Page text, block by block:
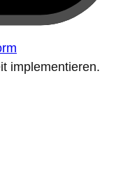
implementieren.